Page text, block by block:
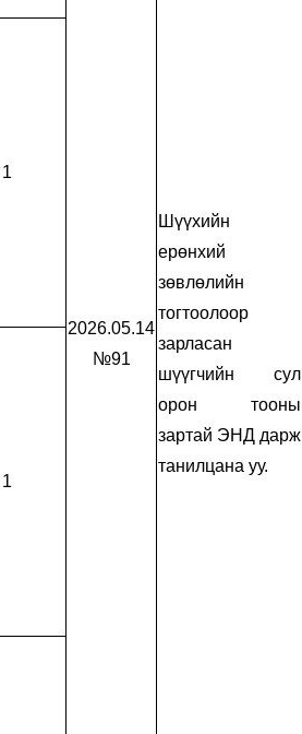
2026.05.14
№91
Шүүхийн
ерөнхий
зөвлөлийн
тогтоолоор
зарласан
шүүгчийн сул
орон тооны
зартай ЭНД дарж
танилцана уу.
1
1